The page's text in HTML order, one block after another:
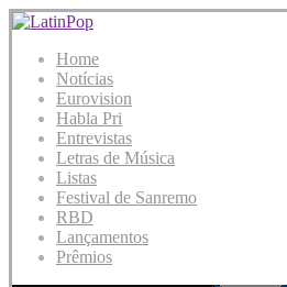
Home
Notícias
Eurovision
Habla Pri
Entrevistas
Letras de Música
Listas
Festival de Sanremo
RBD
Lançamentos
Prêmios